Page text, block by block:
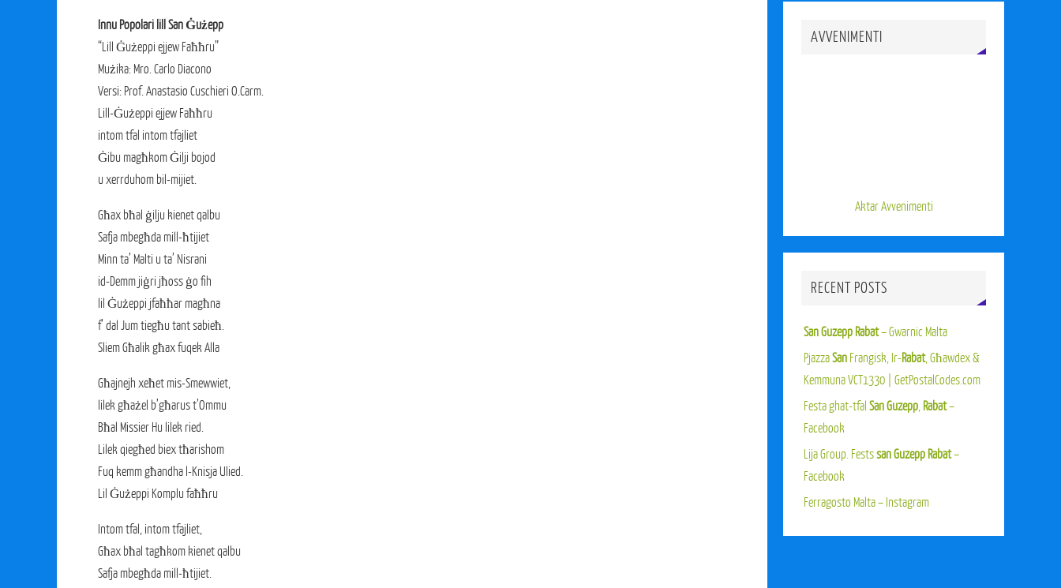
Innu Popolari lill San Ġużepp
“Lill Ġużeppi ejjew Faħħru”
Mużika: Mro. Carlo Diacono
Versi: Prof. Anastasio Cuschieri O.Carm.
Lill-Ġużeppi ejjew Faħħru
intom tfal intom tfajliet
Ġibu magħkom Ġilji bojod
u xerrduhom bil-mijiet.
Għax bħal ġilju kienet qalbu
Safja mbegħda mill-ħtijiet
Minn ta’ Malti u ta’ Nisrani
id-Demm jiġri jħoss ġo fih
lil Ġużeppi jfaħħar magħna
f’ dal Jum tiegħu tant sabieħ.
Sliem Għalik għax fuqek Alla
Għajnejh xeħet mis-Smewwiet,
lilek għażel b’għarus t’Ommu
Bħal Missier Hu lilek ried.
Lilek qiegħed biex tħarishom
Fuq kemm għandha l-Knisja Ulied.
Lil Ġużeppi Komplu faħħru
Intom tfal, intom tfajliet,
Għax bħal tagħkom kienet qalbu
Safja mbegħda mill-ħtijiet.
AVVENIMENTI
Aktar Avvenimenti
RECENT POSTS
San Guzepp Rabat– Gwarnic Malta
PjazzaSan Frangisk, Ir-Rabat, Għawdex &
Kemmuna VCT1330 | GetPostalCodes.com
Festa ghat-tfalSan Guzepp, Rabat–
Facebook
Lija Group. Festssan Guzepp Rabat–
Facebook
Ferragosto Malta – Instagram